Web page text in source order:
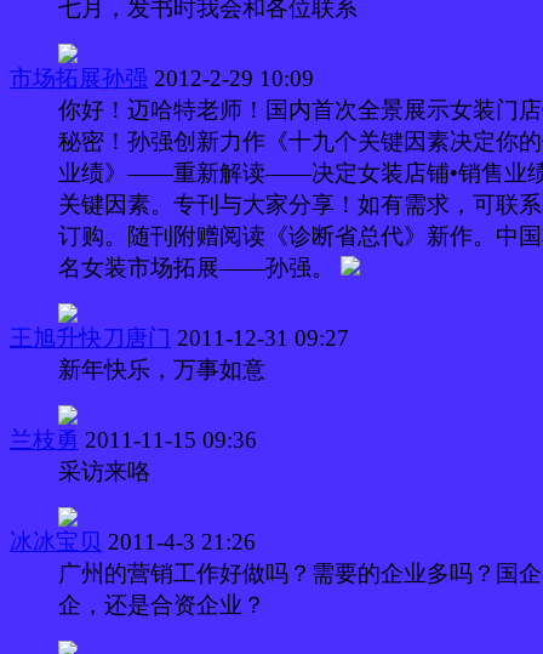
七月，发书时我会和各位联系
市场拓展孙强 2012-2-29 10:09
你好！迈哈特老师！国内首次全景展示女装门
秘密！孙强创新力作《十九个关键因素决定你
业绩》——重新解读——决定女装店铺•销售业
关键因素。专刊与大家分享！如有需求，可联
订购。随刊附赠阅读《诊断省总代》新作。中
名女装市场拓展——孙强。
王旭升快刀唐门 2011-12-31 09:27
新年快乐，万事如意
兰枝勇 2011-11-15 09:36
采访来咯
冰冰宝贝 2011-4-3 21:26
广州的营销工作好做吗？需要的企业多吗？国
企，还是合资企业？